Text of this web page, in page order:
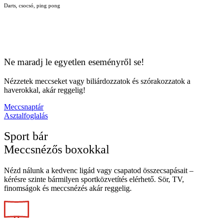
Darts, csocsó, ping pong
Ne maradj le egyetlen eseményről se!
Nézzetek meccseket vagy biliárdozzatok és szórakozzatok a
haverokkal, akár reggelig!
Meccsnaptár
Asztalfoglalás
Sport bár
Meccsnézős boxokkal
Nézd nálunk a kedvenc ligád vagy csapatod összecsapásait –
kérésre szinte bármilyen sportközvetítés elérhető. Sör, TV,
finomságok és meccsnézés akár reggelig.